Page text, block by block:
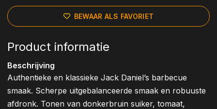
BEWAAR ALS FAVORIET
Product informatie
Beschrijving
Authentieke en klassieke Jack Daniel’s barbecue
smaak. Scherpe uitgebalanceerde smaak en robuuste
afdronk. Tonen van donkerbruin suiker, tomaat,